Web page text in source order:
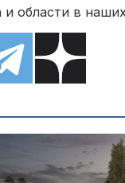
области в